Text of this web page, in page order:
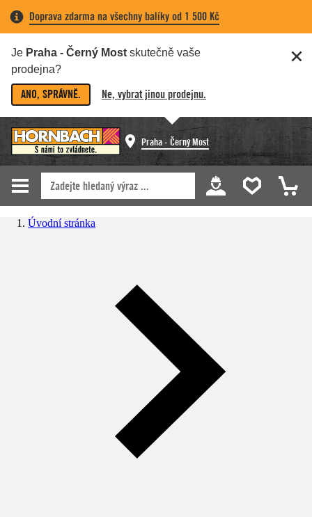
Doprava zdarma na všechny balíky od 1 500 Kč
Je Praha - Černý Most skutečně vaše
prodejna?
ANO, SPRÁVNĚ. Ne, vybrat jinou prodejnu.
Praha - Černý Most
Úvodní stránka